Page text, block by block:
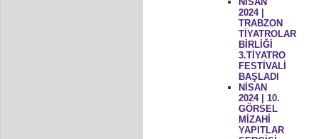
2024 |
TRABZON
TİYATROLAR
BİRLİĞİ
3.TİYATRO
FESTİVALİ
BAŞLADI
NİSAN
2024 | 10.
GÖRSEL
MİZAHİ
YAPITLAR